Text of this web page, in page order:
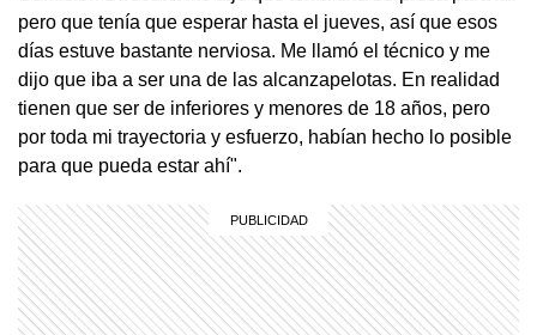
pero que tenía que esperar hasta el jueves, así que esos
días estuve bastante nerviosa. Me llamó el técnico y me
dijo que iba a ser una de las alcanzapelotas. En realidad
tienen que ser de inferiores y menores de 18 años, pero
por toda mi trayectoria y esfuerzo, habían hecho lo posible
para que pueda estar ahí".